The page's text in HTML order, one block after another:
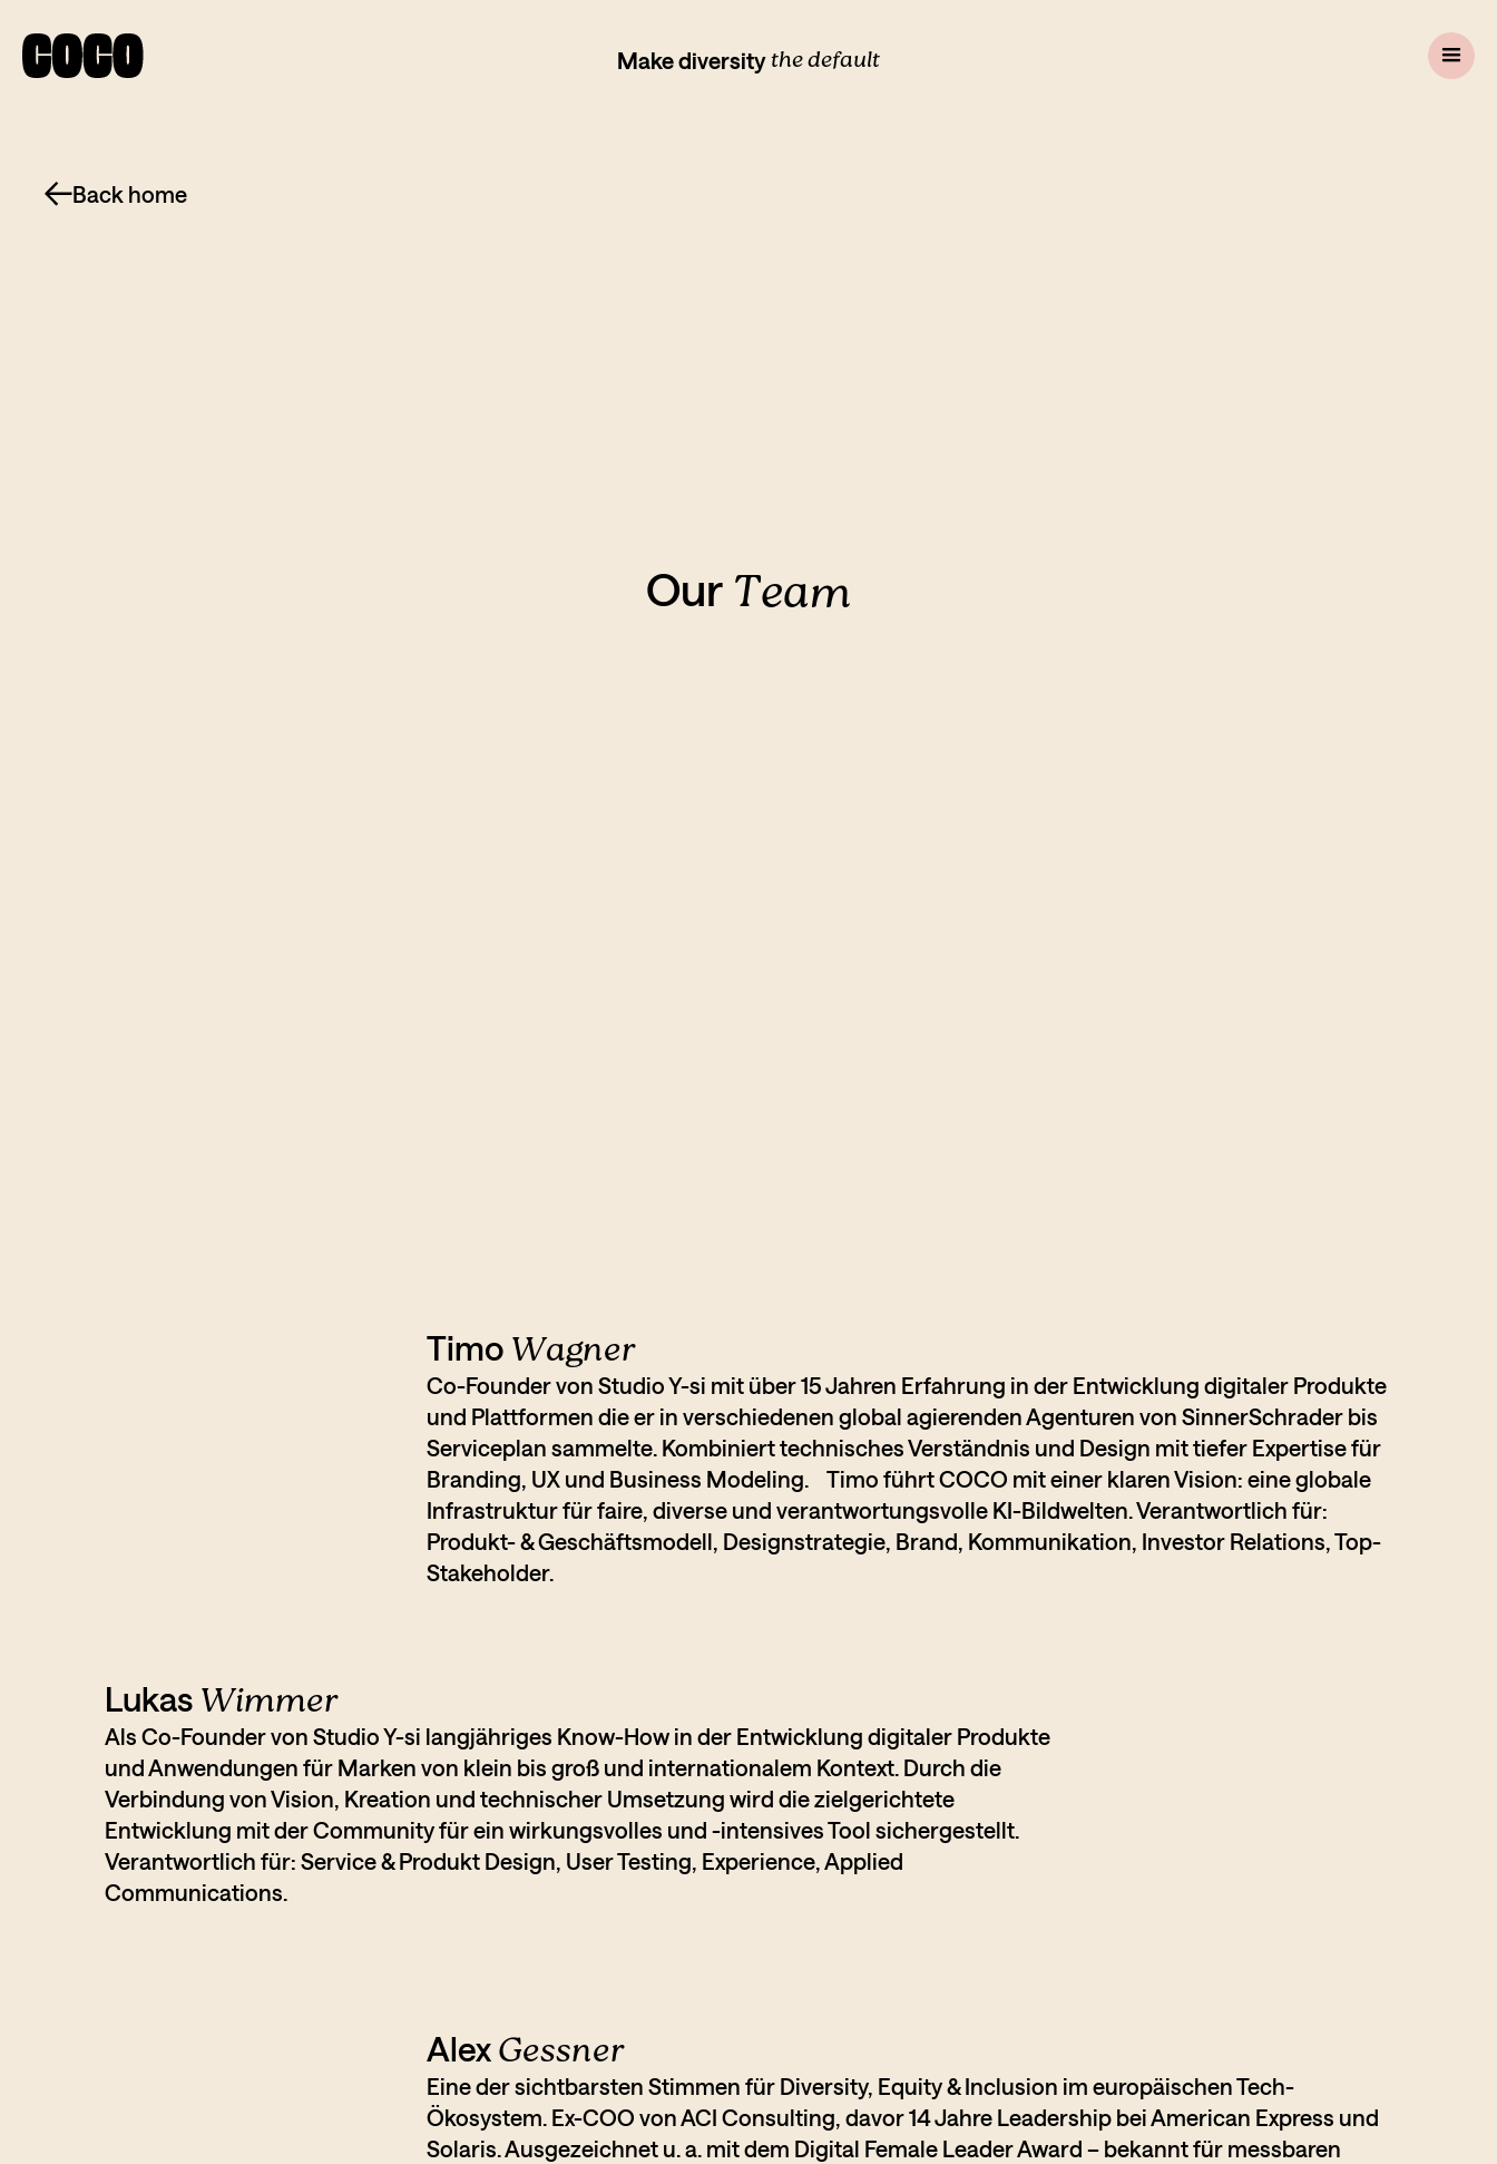
Make diversitythe default
OurTeam
Back home
Timo Wagner
Co-Founder von Studio Y-si mit über 15 Jahren Erfahrung in der Entwicklung digitaler Produkte
und Plattformen die er in verschiedenen global agierenden Agenturen von SinnerSchrader bis
Serviceplan sammelte. Kombiniert technisches Verständnis und Design mit tiefer Expertise für
Branding, UX und Business Modeling. Timo führt COCO mit einer klaren Vision: eine globale
Infrastruktur für faire, diverse und verantwortungsvolle KI-Bildwelten. Verantwortlich für:
Produkt- & Geschäftsmodell, Designstrategie, Brand, Kommunikation, Investor Relations, Top-
Stakeholder.
Lukas Wimmer
Als Co-Founder von Studio Y-si langjähriges Know-How in der Entwicklung digitaler Produkte
und Anwendungen für Marken von klein bis groß und internationalem Kontext. Durch die
Verbindung von Vision, Kreation und technischer Umsetzung wird die zielgerichtete
Entwicklung mit der Community für ein wirkungsvolles und -intensives Tool sichergestellt.
Verantwortlich für: Service & Produkt Design, User Testing, Experience, Applied
Communications.
Alex Gessner
Eine der sichtbarsten Stimmen für Diversity, Equity & Inclusion im europäischen Tech-
Ökosystem. Ex-COO von ACI Consulting, davor 14 Jahre Leadership bei American Express und
Solaris. Ausgezeichnet u. a. mit dem Digital Female Leader Award – bekannt für messbaren